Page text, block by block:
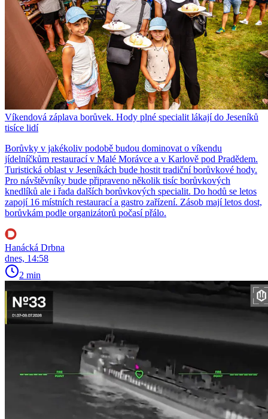
Víkendová záplava borůvek. Hody plné specialit lákají do Jeseníků
tisíce lidí
Borůvky v jakékoliv podobě budou dominovat o víkendu
jídelníčkům restaurací v Malé Morávce a v Karlově pod Pradědem.
Turistická oblast v Jeseníkách bude hostit tradiční borůvkové hody.
Pro návštěvníky bude připraveno několik tisíc borůvkových
knedlíků ale i řada dalších borůvkových specialit. Do hodů se letos
zapojí 16 místních restaurací a gastro zařízení. Zásob mají letos dost,
borůvkám podle organizátorů počasí přálo.
Hanácká Drbna
dnes, 14:58
2 min